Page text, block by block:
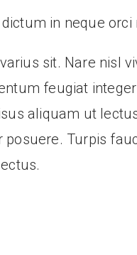
in neque orci
sit. Nare nisl
feugiat
aliquam ut
Turpis